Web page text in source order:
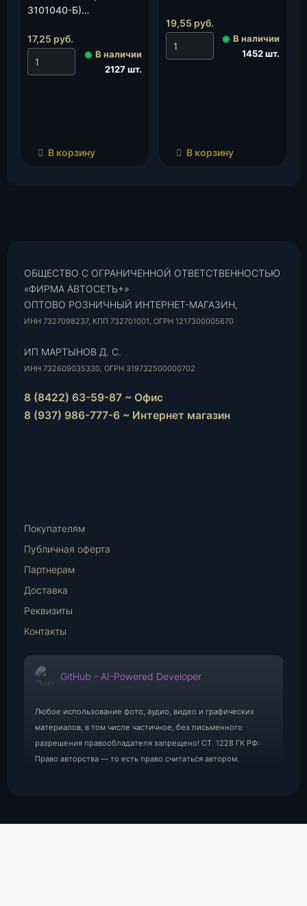
3101040-Б)
шт.
17,25 руб.
◉ В наличии
2127 шт.
В корзину
19,55 руб.
◉ В наличии
1452 шт.
В корзину
ОБЩЕСТВО С ОГРАНИЧЕННОЙ ОТВЕТСТВЕННОСТЬЮ
«ФИРМА АВТОСЕТЬ+»
ОПТОВО РОЗНИЧНЫЙ ИНТЕРНЕТ-МАГАЗИН,
ИНН 7327098237, КПП 732701001, ОГРН 1217300005670
ИП МАРТЫНОВ Д. С.
ИНН 732609035330, ОГРН 319732500000702
8 (8422) 63-59-87 ~ Офис
8 (937) 986-777-6 ~ Интернет магазин
Mail
Покупателям
Публичная оферта
Партнерам
Доставка
Реквизиты
Контакты
GitHub - AI-Powered Developer
Любое использование фото, аудио, видео и графических
материалов, в том числе частичное, без письменного
разрешения правообладателя запрещено! СТ. 1228 ГК РФ:
Право авторства — то есть право считаться автором.